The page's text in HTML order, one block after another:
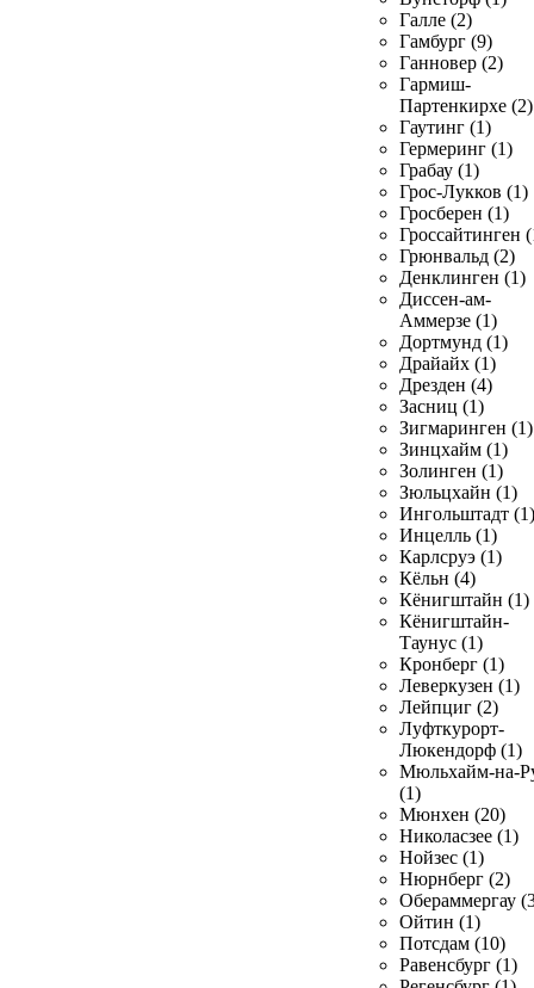
Галле (2)
Гамбург (9)
Ганновер (2)
Гармиш-
Партенкирхе (2)
Гаутинг (1)
Гермеринг (1)
Грабау (1)
Грос-Лукков (1)
Гросберен (1)
Гроссайтинген
Грюнвальд (2)
Денклинген (1)
Диссен-ам-
Аммерзе (1)
Дортмунд (1)
Драйайх (1)
Дрезден (4)
Засниц (1)
Зигмаринген (1)
Зинцхайм (1)
Золинген (1)
Зюльцхайн (1)
Ингольштадт (1)
Инцелль (1)
Карлсруэ (1)
Кёльн (4)
Кёнигштайн (1)
Кёнигштайн-
Таунус (1)
Кронберг (1)
Леверкузен (1)
Лейпциг (2)
Луфткурорт-
Люкендорф (1)
Мюльхайм-на-
(1)
Мюнхен (20)
Николасзее (1)
Нойзес (1)
Нюрнберг (2)
Обераммергау
Ойтин (1)
Потсдам (10)
Равенсбург (1)